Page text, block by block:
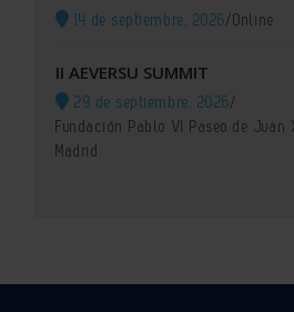
14 de septiembre, 2026/Online
II AEVERSU SUMMIT
29 de septiembre, 2026/
Fundación Pablo VI Paseo de Juan
Madrid